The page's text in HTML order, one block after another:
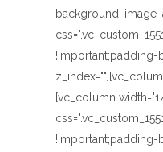
!important;padding-
[vc_column